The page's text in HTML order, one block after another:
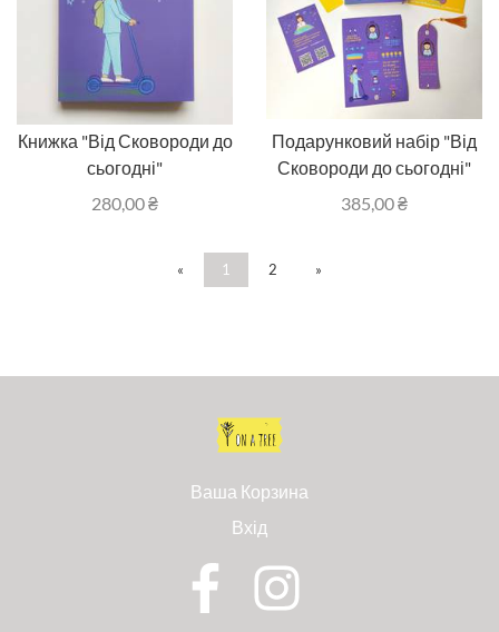
Книжка "Від Сковороди до
сьогодні"
280,00₴
Подарунковий набір "Від
Сковороди до сьогодні"
385,00₴
« 1 2 »
Ваша Корзина
Вхід